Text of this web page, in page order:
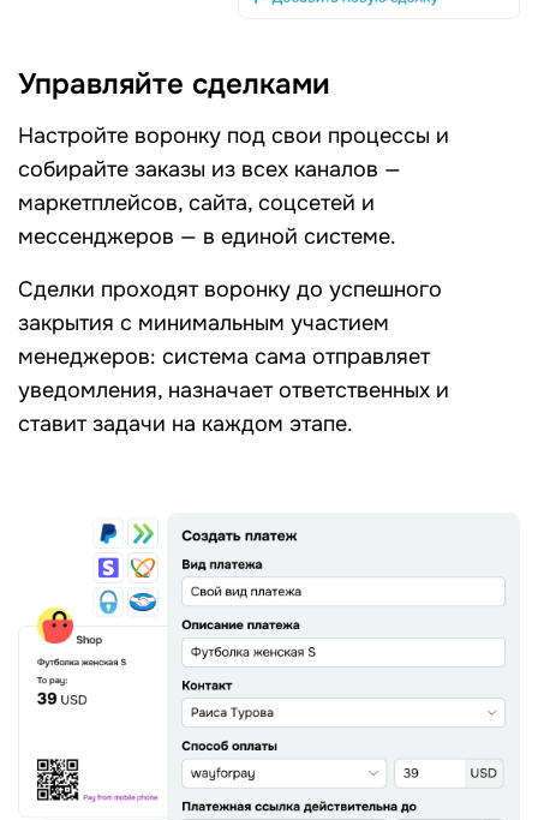
Управляйте сделками
Настройте воронку под свои процессы и
собирайте заказы из всех каналов —
маркетплейсов, сайта, соцсетей и
мессенджеров — в единой системе.
Сделки проходят воронку до успешного
закрытия с минимальным участием
менеджеров: система сама отправляет
уведомления, назначает ответственных и
ставит задачи на каждом этапе.